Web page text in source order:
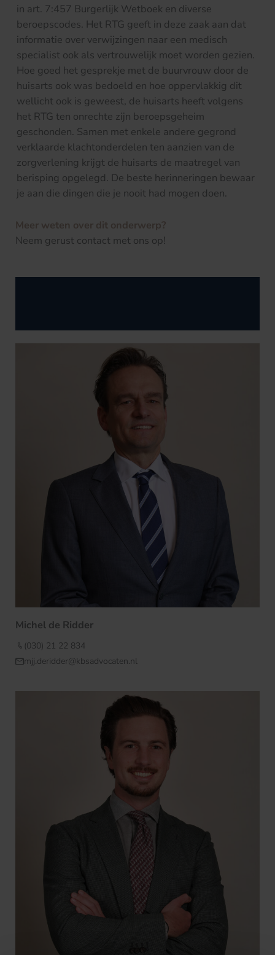
in art. 7:457 Burgerlijk Wetboek en diverse
beroepscodes. Het RTG geeft in deze zaak aan dat
informatie over verwijzingen naar een medisch
specialist ook als vertrouwelijk moet worden gezien.
Hoe goed het gesprekje met de buurvrouw door de
huisarts ook was bedoeld en hoe oppervlakkig dit
wellicht ook is geweest, de huisarts heeft volgens
het RTG ten onrechte zijn beroepsgeheim
geschonden. Samen met enkele andere gegrond
verklaarde klachtonderdelen ten aanzien van de
zorgverlening krijgt de huisarts de maatregel van
berisping opgelegd. De beste herinneringen bewaar
je aan die dingen die je nooit had mogen doen.
Meer weten over dit onderwerp?
Neem gerust contact met ons op!
Michel de Ridder
(030) 21 22 834
mjj.deridder@kbsadvocaten.nl